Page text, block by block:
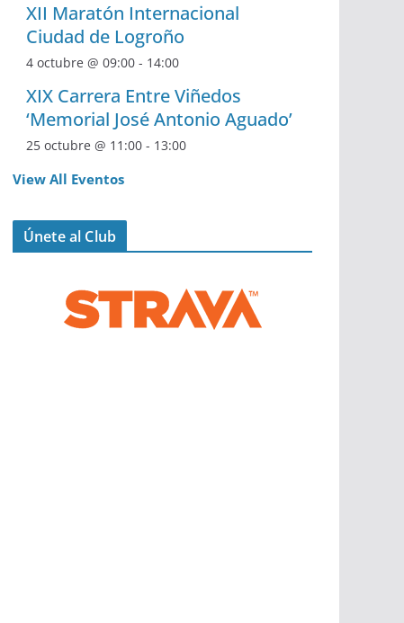
XII Maratón Internacional
Ciudad de Logroño
4 octubre @ 09:00 - 14:00
XIX Carrera Entre Viñedos
‘Memorial José Antonio Aguado’
25 octubre @ 11:00 - 13:00
View All Eventos
Únete al Club